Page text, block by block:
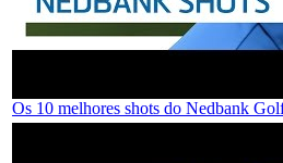
Os 10 melhores shots do Nedbank